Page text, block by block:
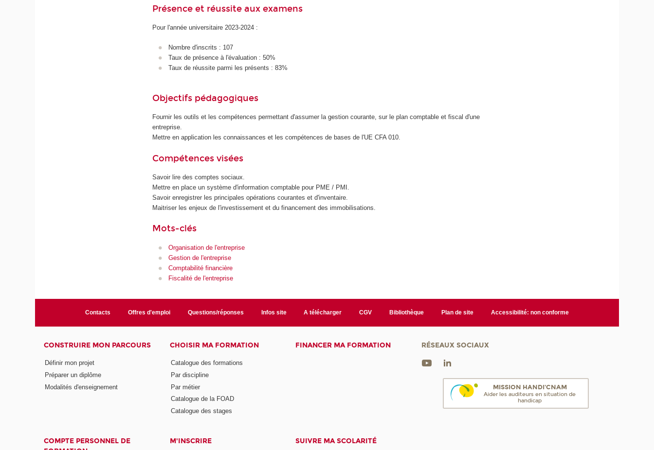
Présence et réussite aux examens
Pour l'année universitaire 2023-2024 :
Nombre d'inscrits : 107
Taux de présence à l'évaluation : 50%
Taux de réussite parmi les présents : 83%
Objectifs pédagogiques
Fournir les outils et les compétences permettant d'assumer la gestion courante, sur le plan comptable et fiscal d'une
entreprise.
Mettre en application les connaissances et les compétences de bases de l'UE CFA 010.
Compétences visées
Savoir lire des comptes sociaux.
Mettre en place un système d'information comptable pour PME / PMI.
Savoir enregistrer les principales opérations courantes et d'inventaire.
Maitriser les enjeux de l'investissement et du financement des immobilisations.
Mots-clés
Organisation de l'entreprise
Gestion de l'entreprise
Comptabilité financière
Fiscalité de l'entreprise
Contacts Offres d'emploi Questions/réponses Infos site A télécharger CGV Bibliothèque Plan de site Accessibilité: non conforme
CONSTRUIRE MON PARCOURS
Définir mon projet
Préparer un diplôme
Modalités d'enseignement
CHOISIR MA FORMATION
Catalogue des formations
Par discipline
Par métier
Catalogue de la FOAD
Catalogue des stages
FINANCER MA FORMATION
COMPTE PERSONNEL DE
M'INSCRIRE SUIVRE MA SCOLARITÉ
RÉSEAUX SOCIAUX
MISSION HANDI'CNAM
Aider les auditeurs en situation de
handicap